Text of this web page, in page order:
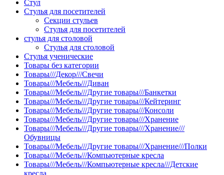
Стул
Стулья для посетителей
Секции стульев
Стулья для посетителей
стулья для столовой
Стулья для столовой
Стулья ученические
Товары без категории
Товары///Декор///Свечи
Товары///Мебель///Диван
Товары///Мебель///Другие товары///Банкетки
Товары///Мебель///Другие товары///Кейтеринг
Товары///Мебель///Другие товары///Консоли
Товары///Мебель///Другие товары///Хранение
Товары///Мебель///Другие товары///Хранение///
Обувницы
Товары///Мебель///Другие товары///Хранение///Полки
Товары///Мебель///Компьютерные кресла
Товары///Мебель///Компьютерные кресла///Детские
кресла